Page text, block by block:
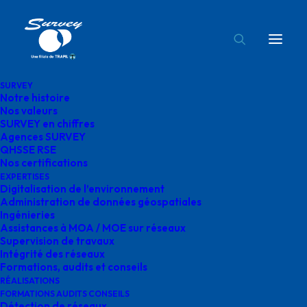
SURVEY
Notre histoire
Nos valeurs
SURVEY en chiffres
Agences SURVEY
QHSSE RSE
Nos certifications
EXPERTISES
Digitalisation de l’environnement
Administration de données géospatiales
Ingénieries
Assistances à MOA / MOE sur réseaux
Supervision de travaux
Intégrité des réseaux
Formations, audits et conseils
RÉALISATIONS
FORMATIONS AUDITS CONSEILS
Accueil
numérisation
surveyVue Station